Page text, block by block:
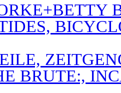
BRUTE:,